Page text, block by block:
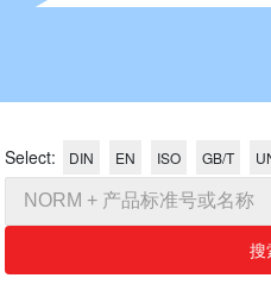
Select: DIN EN ISO GB/T
搜